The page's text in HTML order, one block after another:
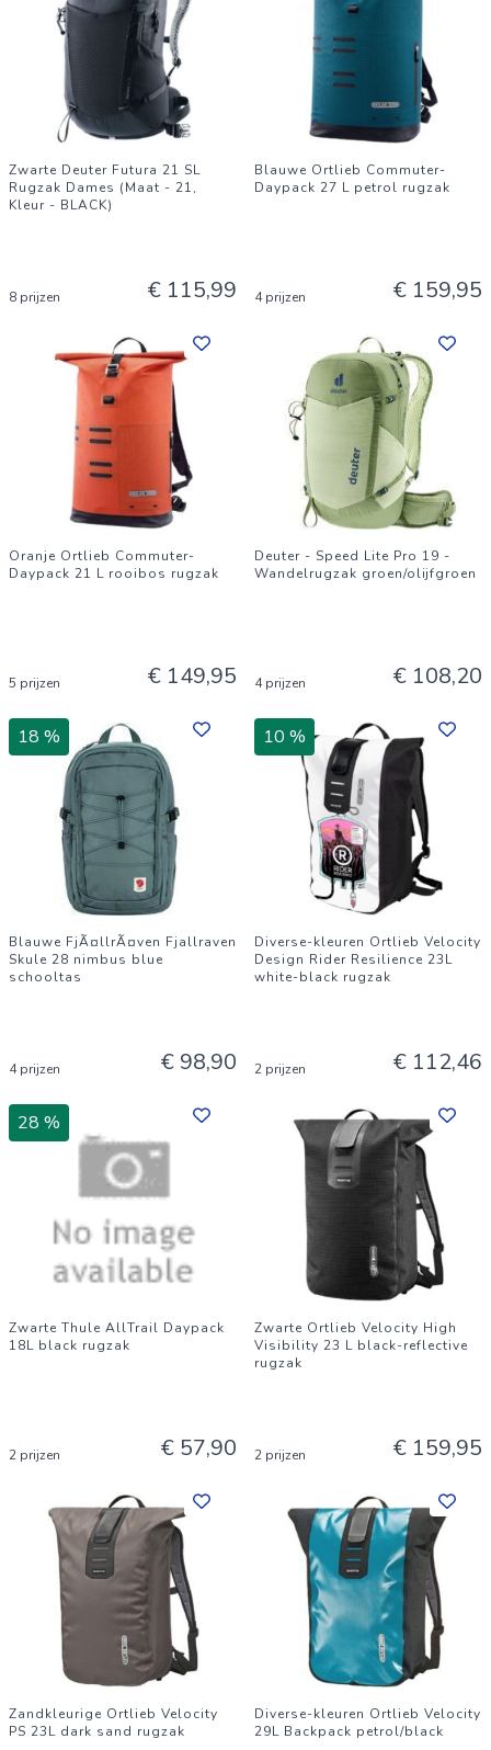
Zwarte Deuter Futura 21 SL
Rugzak Dames (Maat - 21,
Kleur - BLACK)
8 prijzen € 115,99
Blauwe Ortlieb Commuter-
Daypack 27 L petrol rugzak
4 prijzen € 159,95
Oranje Ortlieb Commuter-
Daypack 21 L rooibos rugzak
5 prijzen € 149,95
Deuter - Speed Lite Pro 19 -
Wandelrugzak groen/olijfgroen
4 prijzen € 108,20
18 %
Blauwe FjÃ¤llrÃ¤ven Fjallraven
Skule 28 nimbus blue
schooltas
4 prijzen € 98,90
10 %
Diverse-kleuren Ortlieb Velocity
Design Rider Resilience 23L
white-black rugzak
2 prijzen € 112,46
28 %
Zwarte Thule AllTrail Daypack
18L black rugzak
2 prijzen € 57,90
Zwarte Ortlieb Velocity High
Visibility 23 L black-reflective
rugzak
2 prijzen € 159,95
Zandkleurige Ortlieb Velocity
PS 23L dark sand rugzak
Diverse-kleuren Ortlieb Velocity
29L Backpack petrol/black